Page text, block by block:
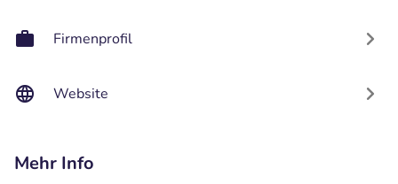
Firmenprofil
Website
Mehr Info